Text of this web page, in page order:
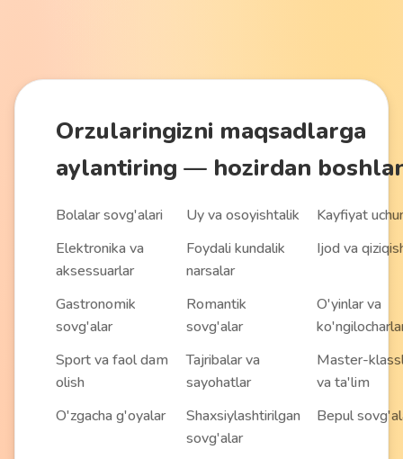
Orzularingizni maqsadlarga
aylantiring — hozirdan
Bolalar sovg'alari Uy va osoyishtalik
Kayfiyat
Elektronika va
aksessuarlar
Foydali kundalik
narsalar
Ijod va
Gastronomik
sovg'alar
Romantik
sovg'alar
O'yinlar va
Sport va faol dam
olish
Tajribalar va
sayohatlar
Master-
va ta'lim
O'zgacha g'oyalar
Shaxsiylashtirilgan
sovg'alar
Bepul